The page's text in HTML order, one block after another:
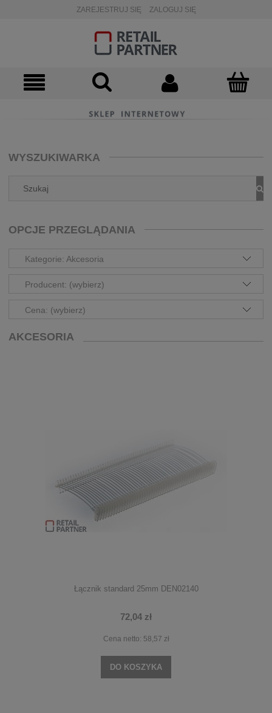
ZAREJESTRUJ SIĘ ZALOGUJ SIĘ
WYSZUKIWARKA
OPCJE PRZEGLĄDANIA
Kategorie: Akcesoria
Producent: (wybierz)
Cena: (wybierz)
AKCESORIA
Łącznik standard 25mm DEN02140
72,04 zł
Cena netto: 58,57 zł
DO KOSZYKA